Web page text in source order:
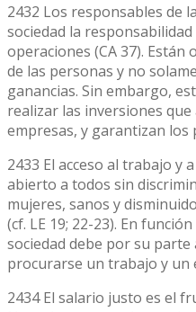
2432 Los responsables de
sociedad la
operaciones (CA 37).
de las personas y no
ganancias. Sin embargo,
realizar las inversiones
empresas, y garantizan los
2433 El acceso al trabajo y
abierto a todos sin
mujeres, sanos y
(cf. LE 19; 22-23). En
sociedad debe por su parte
procurarse un trabajo y un
2434 El salario justo es el